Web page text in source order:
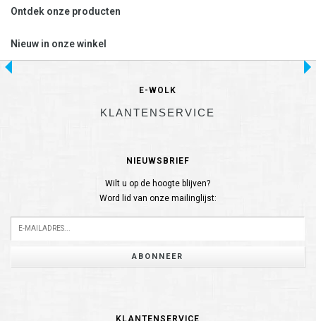
Ontdek onze producten
Nieuw in onze winkel
E-WOLK
KLANTENSERVICE
NIEUWSBRIEF
Wilt u op de hoogte blijven?
Word lid van onze mailinglijst:
ABONNEER
KLANTENSERVICE